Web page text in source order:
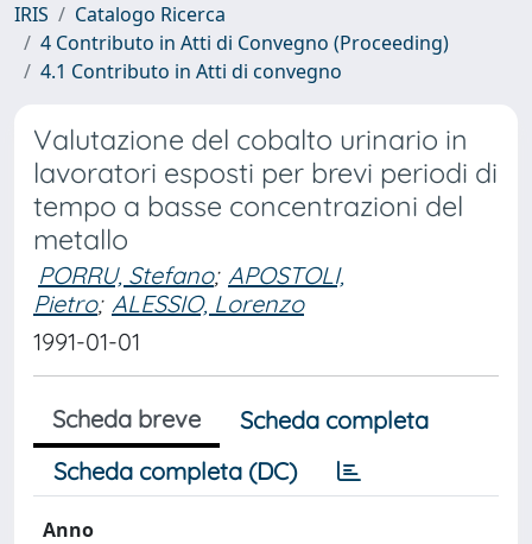
IRIS
Catalogo Ricerca
4 Contributo in Atti di Convegno (Proceeding)
4.1 Contributo in Atti di convegno
Valutazione del cobalto urinario in
lavoratori esposti per brevi periodi di
tempo a basse concentrazioni del
metallo
PORRU, Stefano; APOSTOLI,
Pietro; ALESSIO, Lorenzo
1991-01-01
Scheda breve
Scheda completa
Scheda completa (DC)
Anno